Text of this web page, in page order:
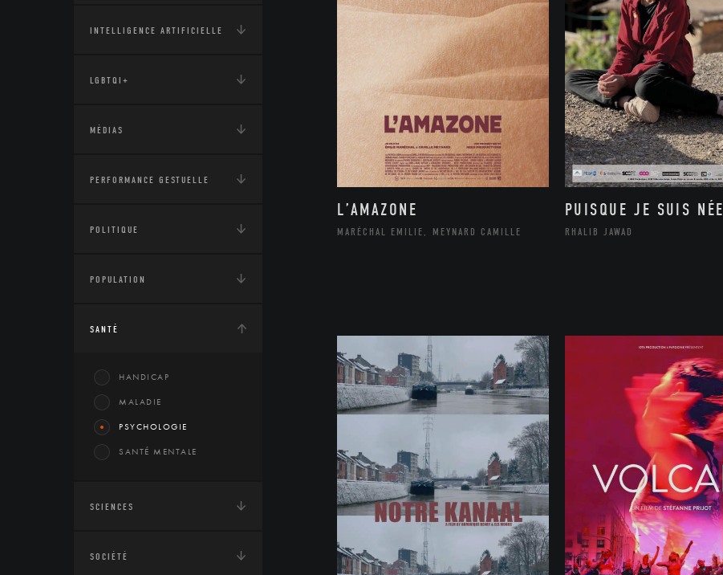
INTELLIGENCE ARTIFICIELLE
LGBTQI+
MÉDIAS
PERFORMANCE GESTUELLE
POLITIQUE
POPULATION
SANTÉ
HANDICAP
MALADIE
PSYCHOLOGIE
SANTÉ MENTALE
SCIENCES
SOCIÉTÉ
L’AMAZONE
MARÉCHAL EMILIE, MEYNARD CAMILLE
PUISQUE JE SUIS NÉE
RHALIB JAWAD